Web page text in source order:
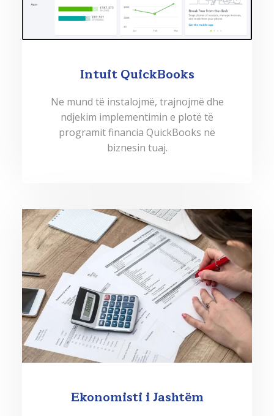
Intuit QuickBooks
Ne mund të instalojmë, trajnojmë dhe
ndjekim implementimin e plotë të
programit financia QuickBooks në
biznesin tuaj.
Ekonomisti i Jashtëm